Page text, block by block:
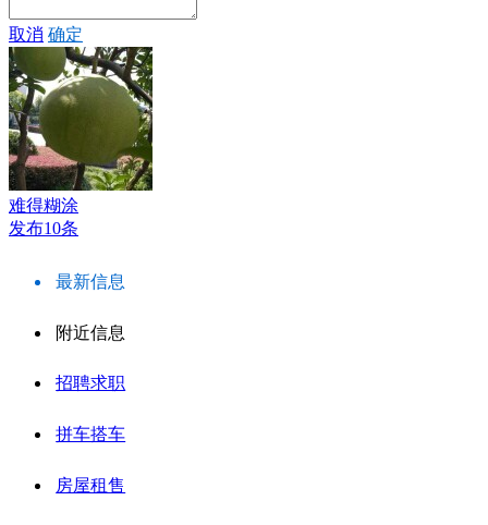
取消 确定
难得糊涂
发布10条
最新信息
附近信息
招聘求职
拼车搭车
房屋租售